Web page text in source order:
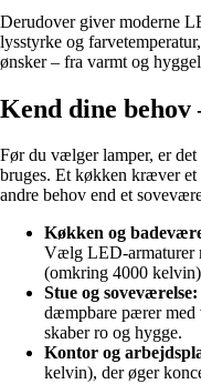
Derudover giver moderne
lysstyrke og
ønsker – fra varmt og
Kend dine
Før du vælger lamper, er
bruges. Et køkken kræver et
andre behov end et
Køkken og
Vælg LED-armaturer
(omkring 4000
Stue og soveværelse:
dæmpbare pærer
skaber ro og hygge.
Kontor og
kelvin), der øger